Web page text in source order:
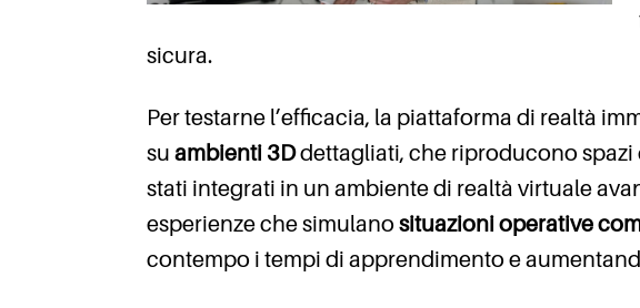
sicura.
Per testarne l’efficacia, la piattaforma di realtà
su ambienti 3Ddettagliati, che riproducono spazi
stati integrati in un ambiente di realtà virtuale
esperienze che simulanosituazioni operative
contempo i tempi di apprendimento e